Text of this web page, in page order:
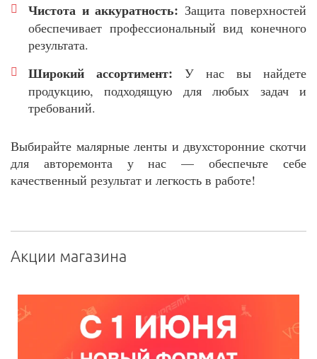
Чистота и аккуратность: Защита поверхностей
обеспечивает профессиональный вид конечного
результата.
Широкий ассортимент: У нас вы найдете
продукцию, подходящую для любых задач и
требований.
Выбирайте малярные ленты и двухсторонние скотчи
для авторемонта у нас — обеспечьте себе
качественный результат и легкость в работе!
Акции магазина